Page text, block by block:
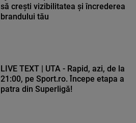
să crești vizibilitatea și încrederea
brandului tău
LIVE TEXT | UTA - Rapid, azi, de la
21:00, pe Sport.ro. Începe etapa a
patra din Superligă!